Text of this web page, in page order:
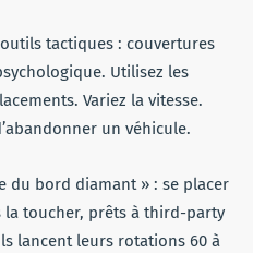
tactiques : couvertures
Utilisez les
Variez la vitesse.
un véhicule.
du bord diamant » : se placer
la toucher, prêts à third-party
lancent leurs rotations 60 à